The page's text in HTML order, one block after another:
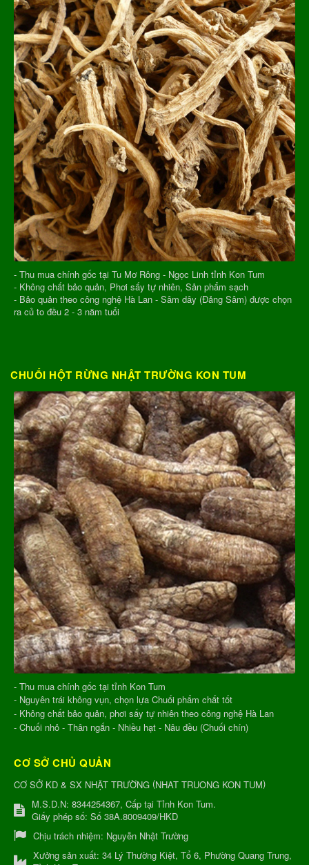
- Thu mua chính gốc tại Tu Mơ Rông - Ngọc Linh tỉnh Kon Tum
- Không chất bảo quản, Phơi sấy tự nhiên, Sản phẩm sạch
- Bảo quản theo công nghệ Hà Lan - Sâm dây (Đảng Sâm) được chọn
ra củ to đều 2 - 3 năm tuổi
CHUỐI HỘT RỪNG NHẬT TRƯỜNG KON TUM
- Thu mua chính gốc tại tỉnh Kon Tum
- Nguyên trái không vụn, chọn lựa Chuối phẩm chất tốt
- Không chất bảo quản, phơi sấy tự nhiên theo công nghệ Hà Lan
- Chuối nhỏ - Thân ngắn - Nhiều hạt - Nâu đều (Chuối chín)
CƠ SỞ CHỦ QUẢN
CƠ SỞ KD & SX NHẬT TRƯỜNG (NHAT TRUONG KON TUM)
M.S.D.N: 8344254367, Cấp tại Tỉnh Kon Tum.
Giấy phép số: Số 38A.8009409/HKD
Chịu trách nhiệm: Nguyễn Nhật Trường
Xưởng sản xuất: 34 Lý Thường Kiệt, Tổ 6, Phường Quang Trung,